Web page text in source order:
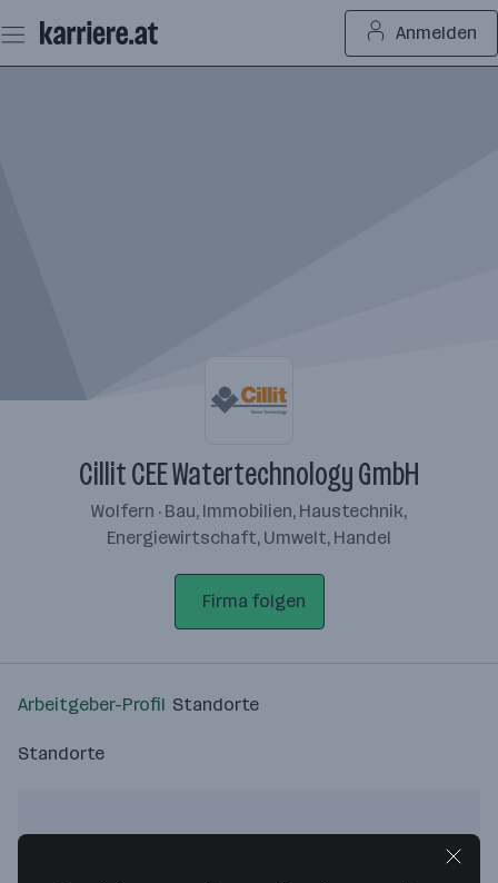
Seiteninhalt
springen
Anmelden
Cillit CEE Watertechnology GmbH
Wolfern · Bau, Immobilien, Haustechnik,
Energiewirtschaft, Umwelt, Handel
Firma folgen
Arbeitgeber-Profil Standorte
Standorte